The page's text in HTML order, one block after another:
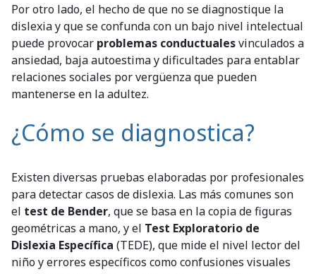
Por otro lado, el hecho de que no se diagnostique la
dislexia y que se confunda con un bajo nivel intelectual
puede provocar problemas conductualesvinculados a
ansiedad, baja autoestima y dificultades para entablar
relaciones sociales por vergüenza que pueden
mantenerse en la adultez.
¿Cómo se diagnostica?
Existen diversas pruebas elaboradas por profesionales
para detectar casos de dislexia. Las más comunes son
el test de Bender, que se basa en la copia de figuras
geométricas a mano, y el Test Exploratorio de
Dislexia Específica (TEDE), que mide el nivel lector del
niño y errores específicos como confusiones visuales